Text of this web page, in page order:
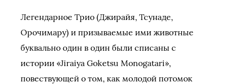
Легендарное Трио (Джирайя, Тсунаде,
Орочимару) и призываемые ими животные
буквально один в один были списаны с
истории «Jiraiya Goketsu Monogatari»,
повествующей о том, как молодой потомок